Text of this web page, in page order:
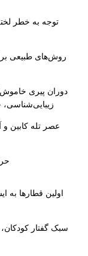
توجه به خطر
روش‌های طبیعی
دوران پیری
عصر تله کابین و
سبک گفتار